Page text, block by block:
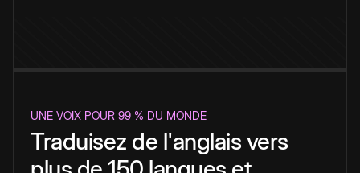
UNE VOIX POUR 99 % DU MONDE
Traduisez de l'anglais vers